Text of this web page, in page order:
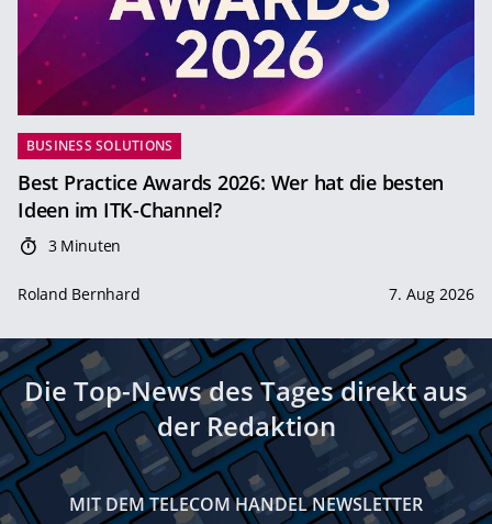
BUSINESS SOLUTIONS
Best Practice Awards 2026: Wer hat die besten
Ideen im ITK-Channel?
3 Minuten
Roland Bernhard 7. Aug 2026
Die Top-News des Tages direkt aus
der Redaktion
MIT DEM TELECOM HANDEL NEWSLETTER